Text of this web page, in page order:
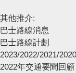
其他推介:
巴士路線消息
巴士路線計劃
2023/2022/2021/
2022年交通要聞回顧